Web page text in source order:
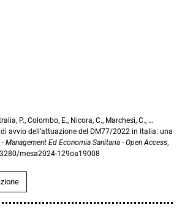
P., Colombo, E., Nicora, C., Marchesi, C., …
avvio dell’attuazione del DM77/2022 in Italia: una
Management Ed Economia Sanitaria - Open Access,
mesa2024-129oa19008